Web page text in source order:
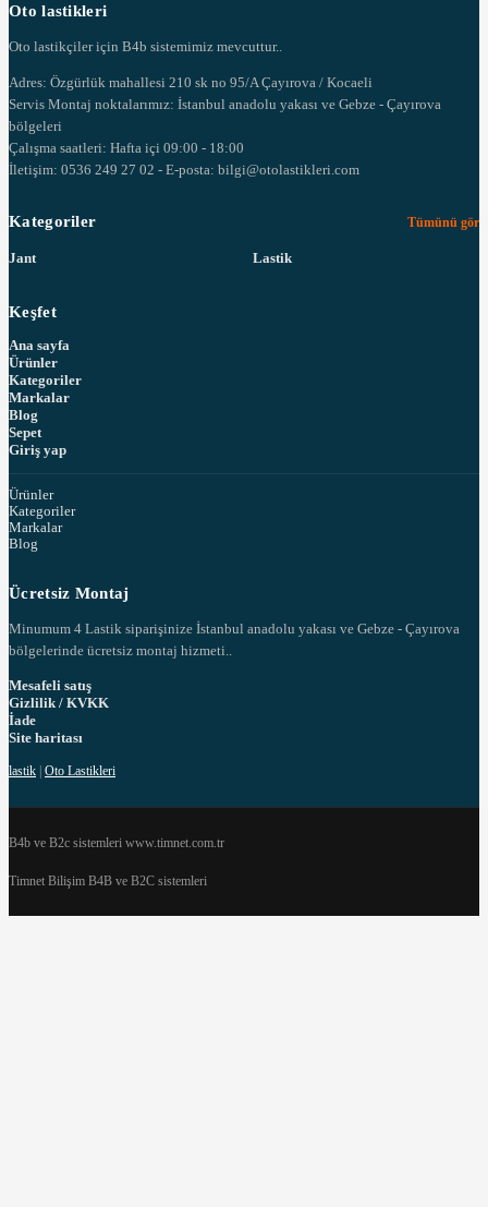
Oto lastikleri
Oto lastikçiler için B4b sistemimiz mevcuttur..
Adres: Özgürlük mahallesi 210 sk no 95/A Çayırova / Kocaeli
Servis Montaj noktalarımız: İstanbul anadolu yakası ve Gebze - Çayırova
bölgeleri
Çalışma saatleri: Hafta içi 09:00 - 18:00
İletişim: 0536 249 27 02 - E-posta: bilgi@otolastikleri.com
Kategoriler Tümünü gör
Jant Lastik
Keşfet
Ana sayfa
Ürünler
Kategoriler
Markalar
Blog
Sepet
Giriş yap
Ürünler
Kategoriler
Markalar
Blog
Ücretsiz Montaj
Minumum 4 Lastik siparişinize İstanbul anadolu yakası ve Gebze - Çayırova
bölgelerinde ücretsiz montaj hizmeti..
Mesafeli satış
Gizlilik / KVKK
İade
Site haritası
lastik Oto Lastikleri
B4b ve B2c sistemleri www.timnet.com.tr
Timnet Bilişim B4B ve B2C sistemleri